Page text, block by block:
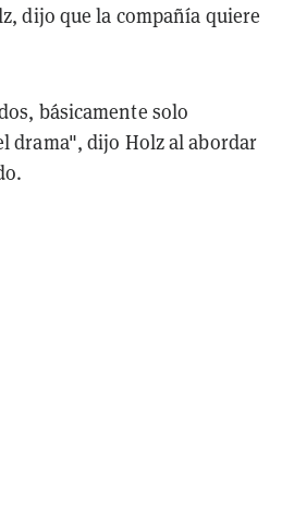
dijo que la compañía quiere
básicamente solo
drama", dijo Holz al abordar